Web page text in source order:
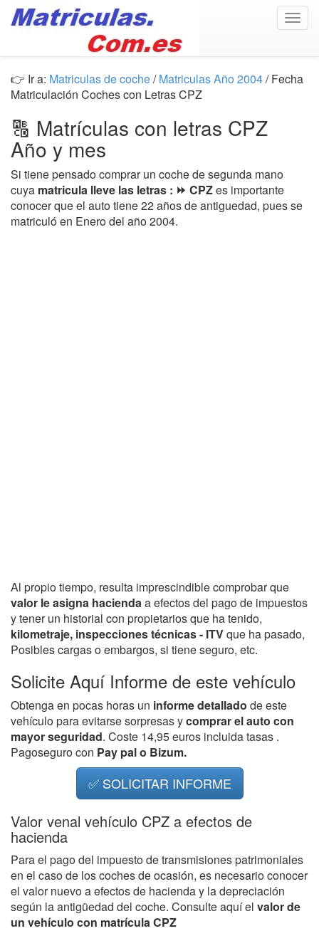
👉 Ir a: Matriculas de coche/Matriculas Año 2004/ Fecha
Matriculación Coches con Letras CPZ
🔠 Matrículas con letras CPZ
Año y mes
Si tiene pensado comprar un coche de segunda mano
cuya matricula lleve las letras : ⏩ CPZes importante
conocer que el auto tiene 22 años de antiguedad, pues se
matriculó en Enero del año 2004.
Al propio tiempo, resulta imprescindible comprobar que
valor le asigna haciendaa efectos del pago de impuestos
y tener un historial con propietarios que ha tenido,
kilometraje, inspecciones técnicas - ITVque ha pasado,
Posibles cargas o embargos, si tiene seguro, etc.
Solicite Aquí Informe de este vehículo
Obtenga en pocas horas un informe detallado de este
vehículo para evitarse sorpresas ycomprar el auto con
mayor seguridad. Coste 14,95 euros incluida tasas .
Pagoseguro con Pay pal o Bizum.
✅ SOLICITAR INFORME
Valor venal vehículo CPZ a efectos de
hacienda
Para el pago del impuesto de transmisiones patrimoniales
en el caso de los coches de ocasión, es necesario conocer
el valor nuevo a efectos de hacienda y la depreciación
según la antigüedad del coche. Consulte aquí el valor de
un vehículo con matrícula CPZ